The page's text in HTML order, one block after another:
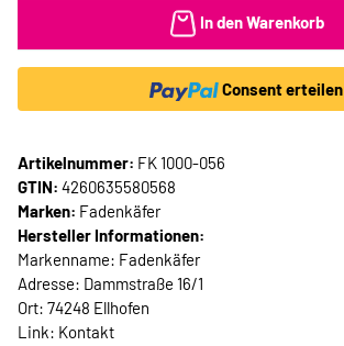
In den Warenkorb
Consent erteilen
Artikelnummer: FK 1000-056
GTIN: 4260635580568
Marken: Fadenkäfer
Hersteller Informationen:
Markenname: Fadenkäfer
Adresse: Dammstraße 16/1
Ort: 74248 Ellhofen
Link: Kontakt